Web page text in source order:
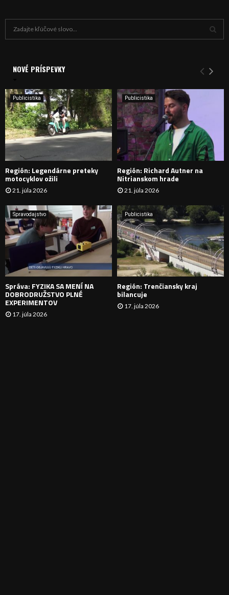
i
e
:
Y
H
D
A
N
I
E
NOVÉ PRÍSPEVKY
Publicistika
Región: Legendárne preteky
motocyklov ožili
21. júla 2026
Publicistika
Región: Richard Autner na
Nitrianskom hrade
21. júla 2026
Spravodajstvo
Správa: FYZIKA SA MENÍ NA
DOBRODRUŽSTVO PLNÉ
EXPERIMENTOV
17. júla 2026
Publicistika
Región: Trenčiansky kraj
bilancuje
17. júla 2026